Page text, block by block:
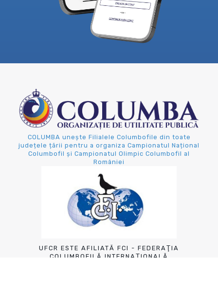
COLUMBA unește Filialele Columbofile din toate
județele țării pentru a organiza Campionatul Național
Columbofil și Campionatul Olimpic Columbofil al
României
UFCR ESTE AFILIATĂ FCI - FEDERAŢIA
COLUMBOFILĂ INTERNAŢIONALĂ